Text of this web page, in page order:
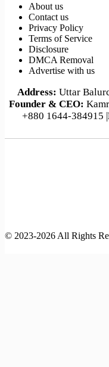
About us
Contact us
Privacy Policy
Terms of Service
Disclosure
DMCA Removal
Advertise with us
Address: Uttar
Founder & CEO:
+880 1644-384915 |
©️ 2023-2026 All Rights